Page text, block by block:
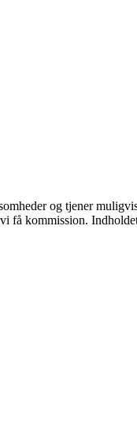
og tjener
få kommission.